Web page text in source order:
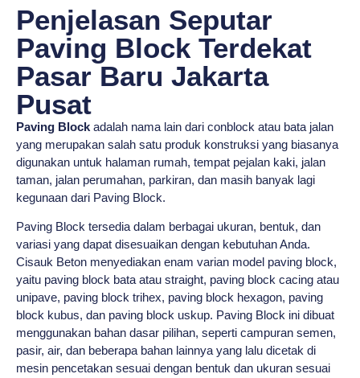
Penjelasan Seputar
Paving Block Terdekat
Pasar Baru Jakarta
Pusat
Paving Block adalah nama lain dari conblock atau bata jalan
yang merupakan salah satu produk konstruksi yang biasanya
digunakan untuk halaman rumah, tempat pejalan kaki, jalan
taman, jalan perumahan, parkiran, dan masih banyak lagi
kegunaan dari Paving Block.
Paving Block tersedia dalam berbagai ukuran, bentuk, dan
variasi yang dapat disesuaikan dengan kebutuhan Anda.
Cisauk Beton menyediakan enam varian model paving block,
yaitu paving block bata atau straight, paving block cacing atau
unipave, paving block trihex, paving block hexagon, paving
block kubus, dan paving block uskup. Paving Block ini dibuat
menggunakan bahan dasar pilihan, seperti campuran semen,
pasir, air, dan beberapa bahan lainnya yang lalu dicetak di
mesin pencetakan sesuai dengan bentuk dan ukuran sesuai